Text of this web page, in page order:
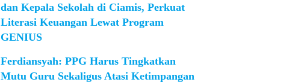
dan Kepala Sekolah di Ciamis, Perkuat
Literasi Keuangan Lewat Program
GENIUS
Ferdiansyah: PPG Harus Tingkatkan
Mutu Guru Sekaligus Atasi Ketimpangan